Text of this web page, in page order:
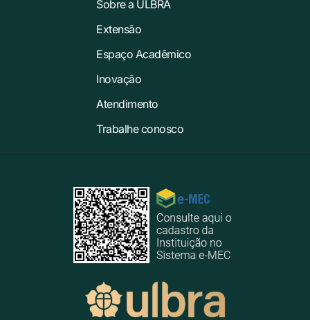
Sobre a ULBRA
Extensão
Espaço Acadêmico
Inovação
Atendimento
Trabalhe conosco